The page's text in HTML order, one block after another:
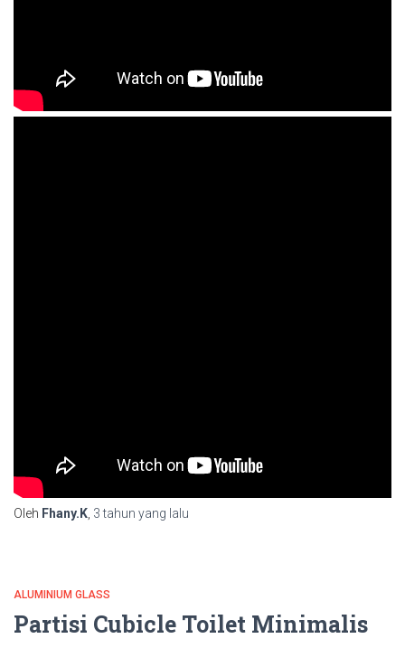
Oleh Fhany.K 3 tahun yang lalu
ALUMINIUM GLASS
Partisi Cubicle Toilet Minimalis